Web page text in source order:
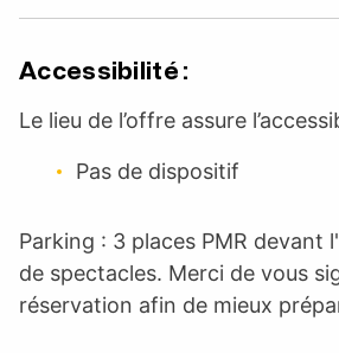
Accessibilité :
Le lieu de l’offre assure
Pas de dispositif
Parking : 3 places PMR devant
de spectacles. Merci de vous
réservation afin de mieux